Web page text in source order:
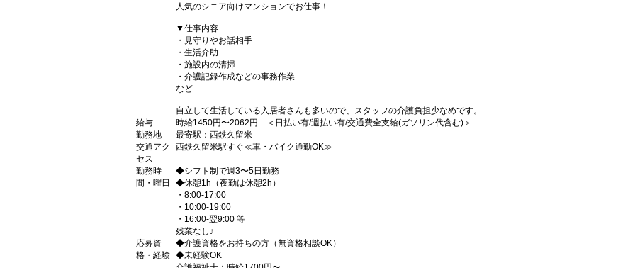
人気のシニア向けマンションでお仕事！
▼仕事内容
・見守りやお話相手
・生活介助
・施設内の清掃
・介護記録作成などの事務作業
など
自立して生活している入居者さんも多いので、スタッフの介護負担少なめです。
給与
時給1450円〜2062円 ＜日払い有/週払い有/交通費全支給(ガソリン代含む)＞
勤務地
最寄駅：西鉄久留米
交通アク
セス
西鉄久留米駅すぐ≪車・バイク通勤OK≫
勤務時
間・曜日
◆シフト制で週3〜5日勤務
◆休憩1h（夜勤は休憩2h）
・8:00-17:00
・10:00-19:00
・16:00-翌9:00 等
残業なし♪
応募資
格・経験
◆介護資格をお持ちの方（無資格相談OK）
◆未経験OK